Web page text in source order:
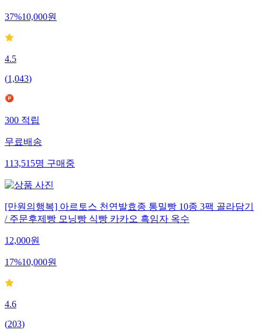
37%10,000원
4.5
(1,043)
300 적립
무료배송
113,515명 구매중
[만원의행복] 아르토스 천연발효종 통밀빵 10종 3팩 골라담기
/ 주문후제빵 모닝빵 식빵 카카오 흑임자 옥수
12,000원
17%10,000원
4.6
(203)